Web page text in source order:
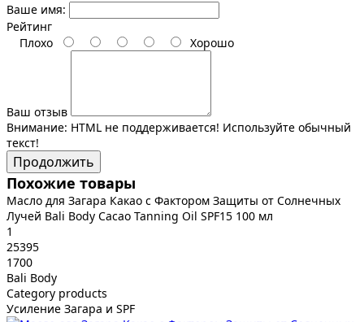
Ваше имя:
Рейтинг
Плохо
Хорошо
Ваш отзыв
Внимание: HTML не поддерживается! Используйте обычный
текст!
Продолжить
Похожие товары
Масло для Загара Какао с Фактором Защиты от Солнечных
Лучей Bali Body Cacao Tanning Oil SPF15 100 мл
1
25395
1700
Bali Body
Category products
Усиление Загара и SPF